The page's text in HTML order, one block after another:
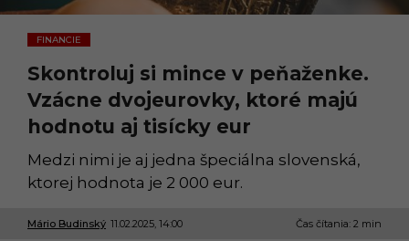
FINANCIE
Skontroluj si mince v peňaženke.
Vzácne dvojeurovky, ktoré majú
hodnotu aj tisícky eur
Medzi nimi je aj jedna špeciálna slovenská,
ktorej hodnota je 2 000 eur.
Mário Budinský 11.02.2025, 14:00
1
Čas čítania: 2 min